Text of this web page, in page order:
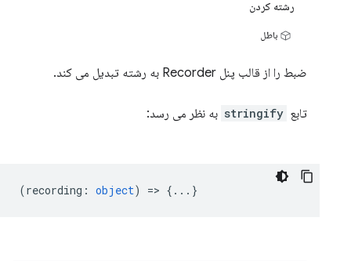
رشته کردن
باطل
ضبط را از قالب پنل Recorder به رشته تبدیل می کند.
تابع stringify به نظر می رسد:
(recording : object) => {...}